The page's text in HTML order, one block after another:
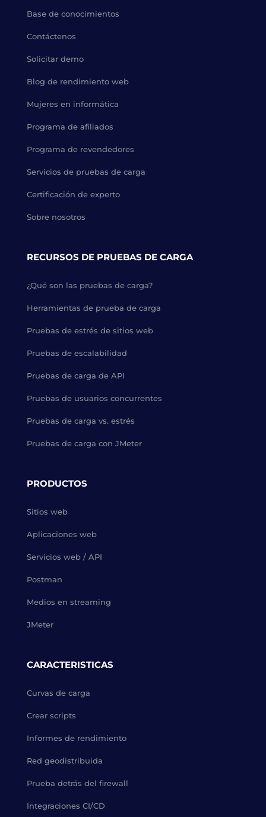
Base de conocimientos
Contáctenos
Solicitar demo
Blog de rendimiento web
Mujeres en informática
Programa de afiliados
Programa de revendedores
Servicios de pruebas de carga
Certificación de experto
Sobre nosotros
RECURSOS DE PRUEBAS DE CARGA
¿Qué son las pruebas de carga?
Herramientas de prueba de carga
Pruebas de estrés de sitios web
Pruebas de escalabilidad
Pruebas de carga de API
Pruebas de usuarios concurrentes
Pruebas de carga vs. estrés
Pruebas de carga con JMeter
PRODUCTOS
Sitios web
Aplicaciones web
Servicios web / API
Postman
Medios en streaming
JMeter
CARACTERISTICAS
Curvas de carga
Crear scripts
Informes de rendimiento
Red geodistribuida
Prueba detrás del firewall
Integraciones CI/CD